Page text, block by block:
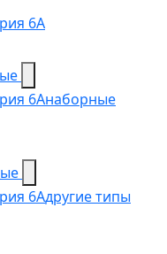
6А
6Aнаборные
6Aдругие типы